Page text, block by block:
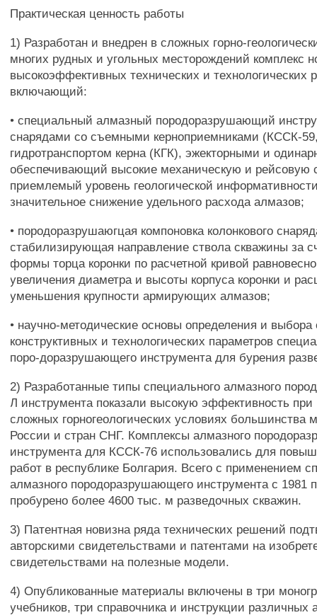
Практическая ценность работы
1) Разработан и внедрен в сложных горно-
многих рудных и угольных месторождений комплекс
высокоэффективных технических и технологических
включающий:
• специальный алмазный породоразрушающий
снарядами со съемными керноприемниками (КССК-
гидротранспортом керна (КГК), эжекторными и
обеспечивающий высокие механическую и рейсовую
приемлемый уровень геологической
значительное снижение удельного расхода алмазов;
• породоразрушаюгцая компоновка колонкового
стабилизирующая направление ствола скважины за
формы торца коронки по расчетной кривой
увеличения диаметра и высоты корпуса коронки и
уменьшения крупности армирующих алмазов;
• научно-методические основы определения и
конструктивных и технологических параметров
поро-доразрушающего инструмента для бурения
2) Разработанные типы специального алмазного
Л инструмента показали высокую эффективность при
сложных горногеологических условиях большинства
России и стран СНГ. Комплексы алмазного
инструмента для КССК-76 использовались для
работ в республике Болгария. Всего с применением
алмазного породоразрушающего инструмента с 1981
пробурено более 4600 тыс. м разведочных скважин.
3) Патентная новизна ряда технических решений
авторскими свидетельствами и патентами на
свидетельствами на полезные модели.
4) Опубликованные материалы включены в три
учебников, три справочника и инструкции различных